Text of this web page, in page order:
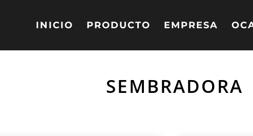
INICIO PRODUCTO EMPRESA
SEMBRADORA